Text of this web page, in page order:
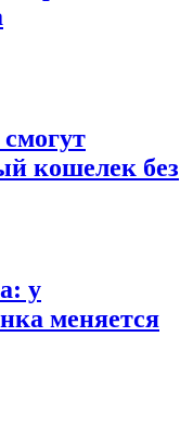
кошелек без
у
меняется